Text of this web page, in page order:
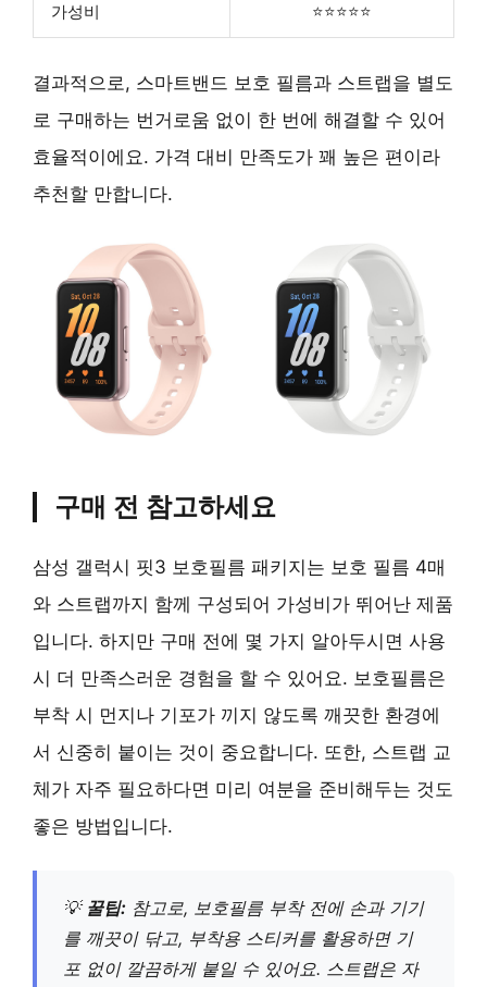
가성비 ⭐⭐⭐⭐⭐
결과적으로, 스마트밴드 보호 필름과 스트랩을 별도
로 구매하는 번거로움 없이 한 번에 해결할 수 있어
효율적이에요. 가격 대비 만족도가 꽤 높은 편이라
추천할 만합니다.
구매 전 참고하세요
삼성 갤럭시 핏3 보호필름 패키지는 보호 필름 4매
와 스트랩까지 함께 구성되어 가성비가 뛰어난 제품
입니다. 하지만 구매 전에 몇 가지 알아두시면 사용
시 더 만족스러운 경험을 할 수 있어요. 보호필름은
부착 시 먼지나 기포가 끼지 않도록 깨끗한 환경에
서 신중히 붙이는 것이 중요합니다. 또한, 스트랩 교
체가 자주 필요하다면 미리 여분을 준비해두는 것도
좋은 방법입니다.
💡 꿀팁: 참고로, 보호필름 부착 전에 손과 기기
를 깨끗이 닦고, 부착용 스티커를 활용하면 기
포 없이 깔끔하게 붙일 수 있어요. 스트랩은 자